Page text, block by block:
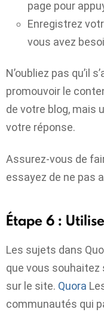
page pour
Enregistrez
vous avez
N’oubliez pas qu’il
promouvoir le
de votre blog, mais
votre réponse.
Assurez-vous de
essayez de ne pas
Étape 6 :
Les sujets dans
que vous souhaitez
sur le site. Quora
communautés qui